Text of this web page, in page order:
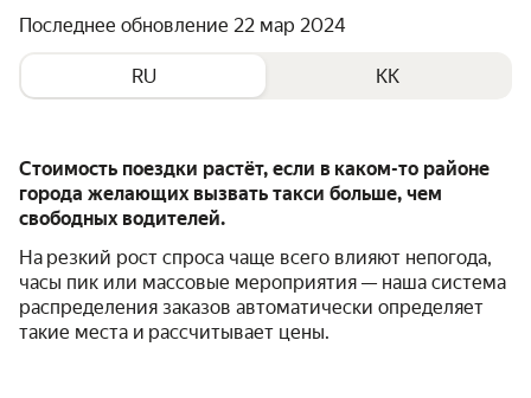
Последнее обновление 22 мар 2024
RU KK
Стоимость поездки растёт, если в каком-то районе
города желающих вызвать такси больше, чем
свободных водителей.
На резкий рост спроса чаще всего влияют непогода,
часы пик или массовые мероприятия — наша система
распределения заказов автоматически определяет
такие места и рассчитывает цены.